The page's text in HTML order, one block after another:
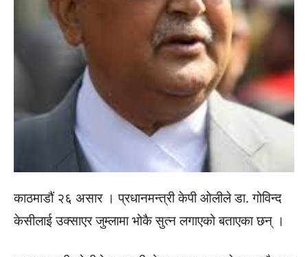
काठमाडौं २६ असार । प्रधानमन्त्री केपी ओलीले डा. गोविन्द
केसीलाई उक्साएर जुम्लामा भोकै सुत्न लगाएको बताएका छन् ।